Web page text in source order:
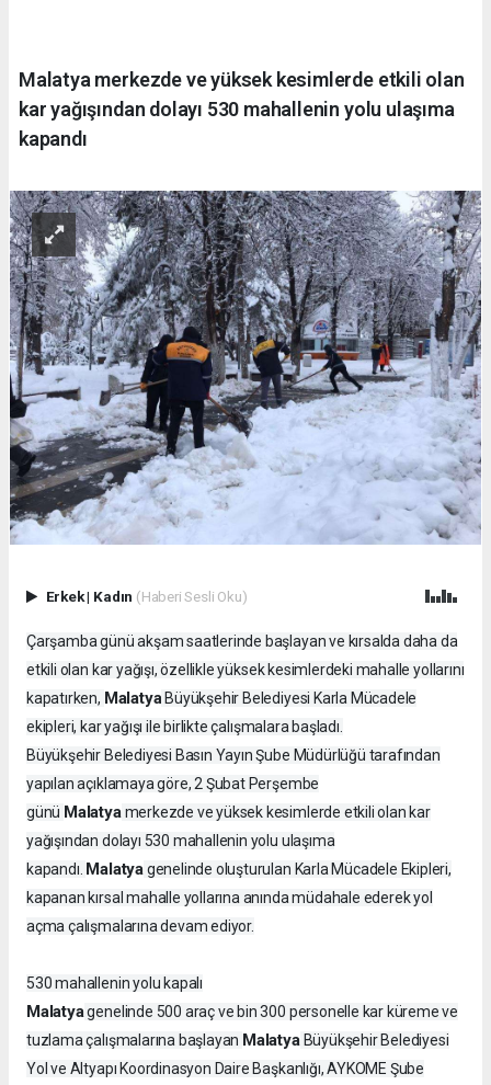
Malatya merkezde ve yüksek kesimlerde etkili olan
kar yağışından dolayı 530 mahallenin yolu ulaşıma
kapandı
Erkek| Kadın (Haberi Sesli Oku)
Çarşamba günü akşam saatlerinde başlayan ve kırsalda daha da
etkili olan kar yağışı, özellikle yüksek kesimlerdeki mahalle yollarını
kapatırken, Malatya Büyükşehir Belediyesi Karla Mücadele
ekipleri, kar yağışı ile birlikte çalışmalara başladı.
Büyükşehir Belediyesi Basın Yayın Şube Müdürlüğü tarafından
yapılan açıklamaya göre, 2 Şubat Perşembe
günü Malatyamerkezde ve yüksek kesimlerde etkili olan kar
yağışından dolayı 530 mahallenin yolu ulaşıma
kapandı. Malatyagenelinde oluşturulan Karla Mücadele Ekipleri,
kapanan kırsal mahalle yollarına anında müdahale ederek yol
açma çalışmalarına devam ediyor.
530 mahallenin yolu kapalı
Malatyagenelinde 500 araç ve bin 300 personelle kar küreme ve
tuzlama çalışmalarına başlayan MalatyaBüyükşehir Belediyesi
Yol ve Altyapı Koordinasyon Daire Başkanlığı, AYKOME Şube